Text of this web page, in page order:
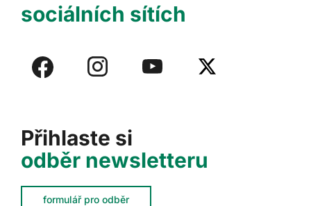
Přihlaste si
odběr newsletteru
formulář pro odběr
sociálních sítích